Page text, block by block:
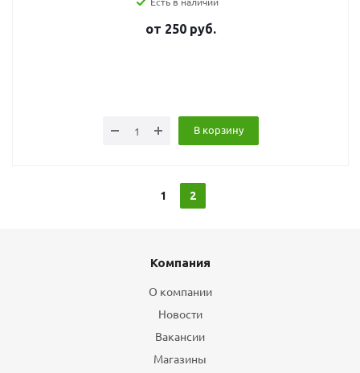
от 250 руб.
В корзину
1 2
Компания
О компании
Новости
Вакансии
Магазины